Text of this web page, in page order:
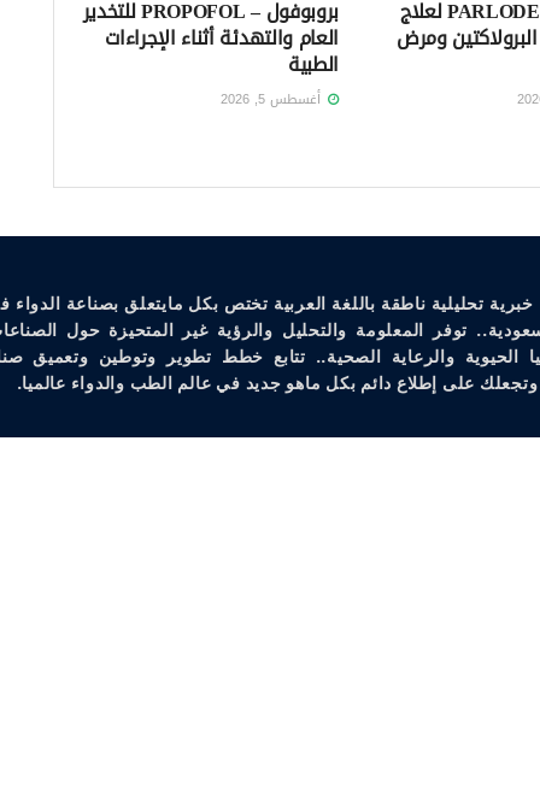
بارلوديل – PARLODEL لعلاج
ومرض
بروبوفول – PROPOFOL للتخدير
العام والتهدئة أثناء الإجراءات
الطبية
أغسطس 5, 2026
تحليلية ناطقة باللغة العربية تختص بكل مايتعلق بصناعة الدواء
توفر المعلومة والتحليل والرؤية غير المتحيزة حول
الحيوية والرعاية الصحية.. تتابع خطط تطوير وتوطين وتعميق
على إطلاع دائم بكل ماهو جديد في عالم الطب والدواء عالميا.